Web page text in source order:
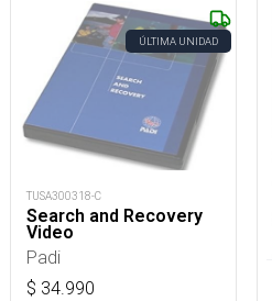
ÚLTIMA UNIDAD
TUSA300318-C
Search and Recovery
Video
Padi
$ 34.990